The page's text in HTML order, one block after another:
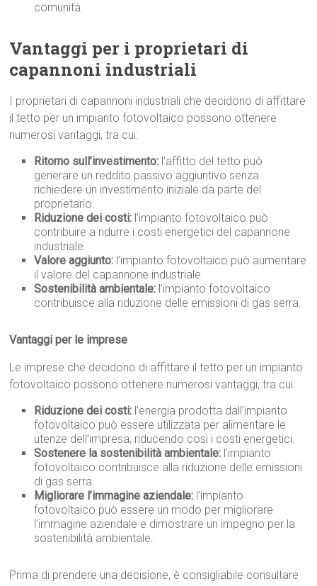
comunità.
Vantaggi per i proprietari di
capannoni industriali
I proprietari di capannoni industriali che decidono di affittare
il tetto per un impianto fotovoltaico possono ottenere
numerosi vantaggi, tra cui:
Ritorno sull’investimento: l’affitto del tetto può
generare un reddito passivo aggiuntivo senza
richiedere un investimento iniziale da parte del
proprietario.
Riduzione dei costi: l’impianto fotovoltaico può
contribuire a ridurre i costi energetici del capannone
industriale.
Valore aggiunto: l’impianto fotovoltaico può aumentare
il valore del capannone industriale.
Sostenibilità ambientale: l’impianto fotovoltaico
contribuisce alla riduzione delle emissioni di gas serra.
Vantaggi per le imprese
Le imprese che decidono di affittare il tetto per un impianto
fotovoltaico possono ottenere numerosi vantaggi, tra cui:
Riduzione dei costi: l’energia prodotta dall’impianto
fotovoltaico può essere utilizzata per alimentare le
utenze dell’impresa, riducendo così i costi energetici.
Sostenere la sostenibilità ambientale: l’impianto
fotovoltaico contribuisce alla riduzione delle emissioni
di gas serra.
Migliorare l’immagine aziendale: l’impianto
fotovoltaico può essere un modo per migliorare
l’immagine aziendale e dimostrare un impegno per la
sostenibilità ambientale.
Prima di prendere una decisione, è consigliabile consultare